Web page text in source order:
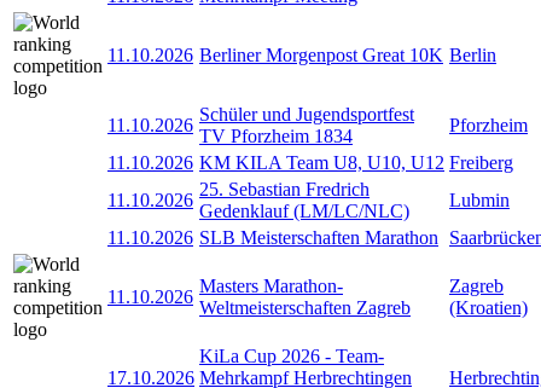
11.10.2026 Berliner Morgenpost Great 10K Berlin
11.10.2026
Schüler und Jugendsportfest
TV Pforzheim 1834
Pforzheim
11.10.2026 KM KILA Team U8, U10, U12 Freiberg
11.10.2026
25. Sebastian Fredrich
Gedenklauf (LM/LC/NLC)
Lubmin
11.10.2026 SLB Meisterschaften Marathon
11.10.2026
Masters Marathon-
Weltmeisterschaften Zagreb
Zagreb
(Kroatien)
17.10.2026
KiLa Cup 2026 - Team-
Mehrkampf Herbrechtingen